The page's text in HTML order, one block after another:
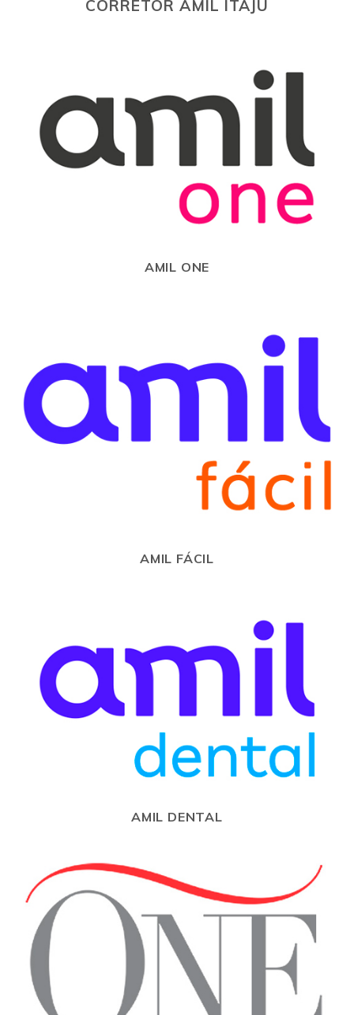
CORRETOR AMIL ITAJU
AMIL ONE
AMIL FÁCIL
AMIL DENTAL